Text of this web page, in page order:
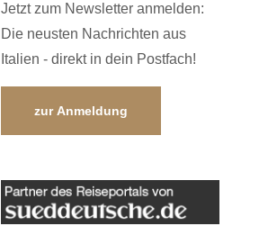
Jetzt zum Newsletter anmelden:
Die neusten Nachrichten aus
Italien - direkt in dein Postfach!
zur Anmeldung